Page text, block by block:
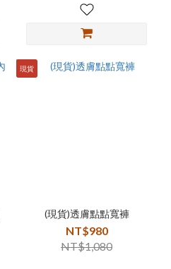
現貨
(現貨)透膚點點寬褲
NT$980
NT$1,080